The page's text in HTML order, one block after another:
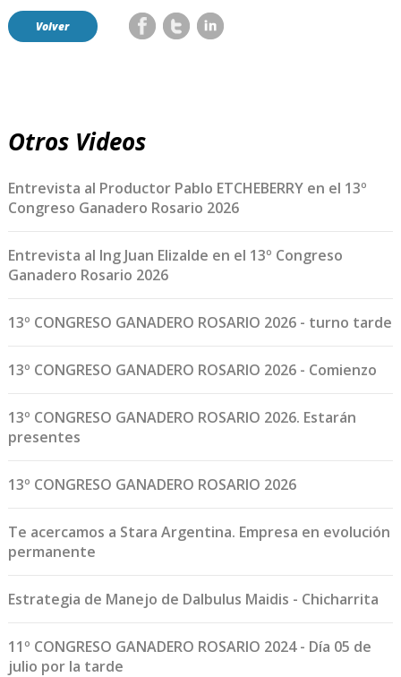
Volver
Otros Videos
Entrevista al Productor Pablo ETCHEBERRY en el 13º
Congreso Ganadero Rosario 2026
Entrevista al Ing Juan Elizalde en el 13º Congreso
Ganadero Rosario 2026
13º CONGRESO GANADERO ROSARIO 2026 - turno tarde
13º CONGRESO GANADERO ROSARIO 2026 - Comienzo
13º CONGRESO GANADERO ROSARIO 2026. Estarán
presentes
13º CONGRESO GANADERO ROSARIO 2026
Te acercamos a Stara Argentina. Empresa en evolución
permanente
Estrategia de Manejo de Dalbulus Maidis - Chicharrita
11º CONGRESO GANADERO ROSARIO 2024 - Día 05 de
julio por la tarde